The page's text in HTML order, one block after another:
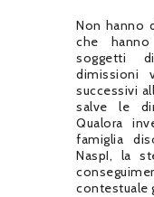
Non hanno
che
soggetti
dimissioni
successivi
salve le
Qualora
famiglia
NaspI, la
contestuale